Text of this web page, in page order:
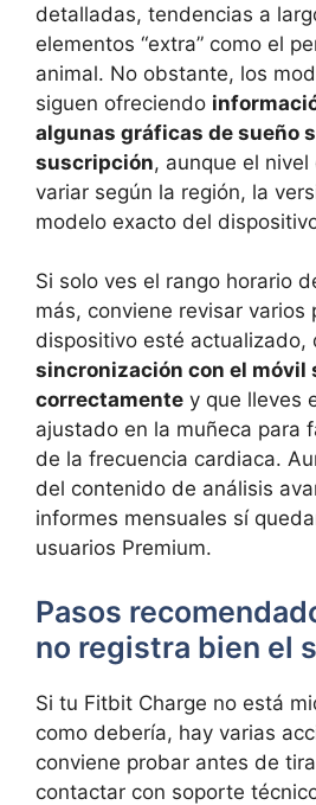
detalladas, tendencias a
elementos “extra” como el
animal. No obstante, los
siguen ofreciendo
algunas gráficas de sueño
suscripción, aunque el
variar según la región, la
modelo exacto del
Si solo ves el rango horario
más, conviene revisar varios
dispositivo esté actualizado,
sincronización con el móvil
correctamente y que lleves
ajustado en la muñeca para
de la frecuencia cardiaca.
del contenido de análisis
informes mensuales sí
usuarios Premium.
Pasos
no registra bien el
Si tu Fitbit Charge no está
como debería, hay varias
conviene probar antes de
contactar con soporte